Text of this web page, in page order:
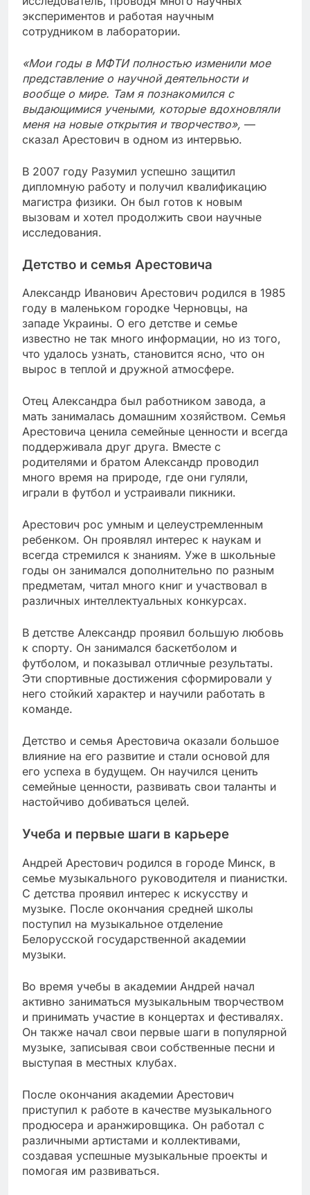
экспериментов и работая научным
сотрудником в лаборатории.
«Мои годы в МФТИ полностью изменили мое
представление о научной деятельности и
вообще о мире. Там я познакомился с
выдающимися учеными, которые вдохновляли
меня на новые открытия и творчество», —
сказал Арестович в одном из интервью.
В 2007 году Разумил успешно защитил
дипломную работу и получил квалификацию
магистра физики. Он был готов к новым
вызовам и хотел продолжить свои научные
исследования.
Детство и семья Арестовича
Александр Иванович Арестович родился в 1985
году в маленьком городке Черновцы, на
западе Украины. О его детстве и семье
известно не так много информации, но из того,
что удалось узнать, становится ясно, что он
вырос в теплой и дружной атмосфере.
Отец Александра был работником завода, а
мать занималась домашним хозяйством. Семья
Арестовича ценила семейные ценности и всегда
поддерживала друг друга. Вместе с
родителями и братом Александр проводил
много время на природе, где они гуляли,
играли в футбол и устраивали пикники.
Арестович рос умным и целеустремленным
ребенком. Он проявлял интерес к наукам и
всегда стремился к знаниям. Уже в школьные
годы он занимался дополнительно по разным
предметам, читал много книг и участвовал в
различных интеллектуальных конкурсах.
В детстве Александр проявил большую любовь
к спорту. Он занимался баскетболом и
футболом, и показывал отличные результаты.
Эти спортивные достижения сформировали у
него стойкий характер и научили работать в
команде.
Детство и семья Арестовича оказали большое
влияние на его развитие и стали основой для
его успеха в будущем. Он научился ценить
семейные ценности, развивать свои таланты и
настойчиво добиваться целей.
Учеба и первые шаги в карьере
Андрей Арестович родился в городе Минск, в
семье музыкального руководителя и пианистки.
С детства проявил интерес к искусству и
музыке. После окончания средней школы
поступил на музыкальное отделение
Белорусской государственной академии
музыки.
Во время учебы в академии Андрей начал
активно заниматься музыкальным творчеством
и принимать участие в концертах и фестивалях.
Он также начал свои первые шаги в популярной
музыке, записывая свои собственные песни и
выступая в местных клубах.
После окончания академии Арестович
приступил к работе в качестве музыкального
продюсера и аранжировщика. Он работал с
различными артистами и коллективами,
создавая успешные музыкальные проекты и
помогая им развиваться.